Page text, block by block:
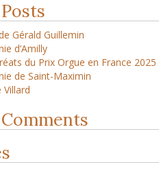
Gérald Guillemin
d’Amilly
du Prix Orgue en France 2025
de Saint-Maximin
Villard